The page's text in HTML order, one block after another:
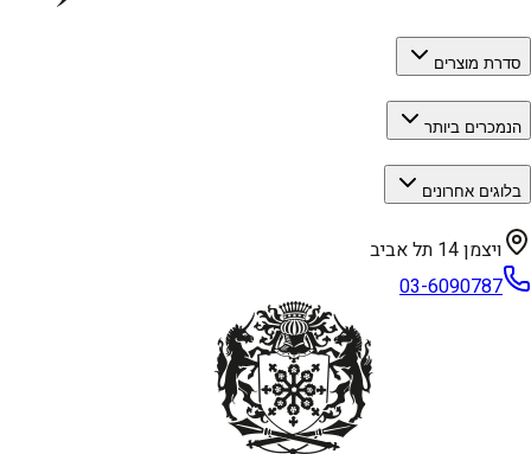
סדרת מוצרים
הנמכרים ביותר
בלוגים אחרונים
ויצמן 14 תל אביב
03-6090787